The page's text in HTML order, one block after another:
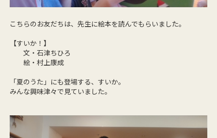
こちらのお友だちは、先生に絵本を読んでもらいました。
【すいか！】
文・石津ちひろ
絵・村上康成
「夏のうた」にも登場する、すいか。
みんな興味津々で見ていました。